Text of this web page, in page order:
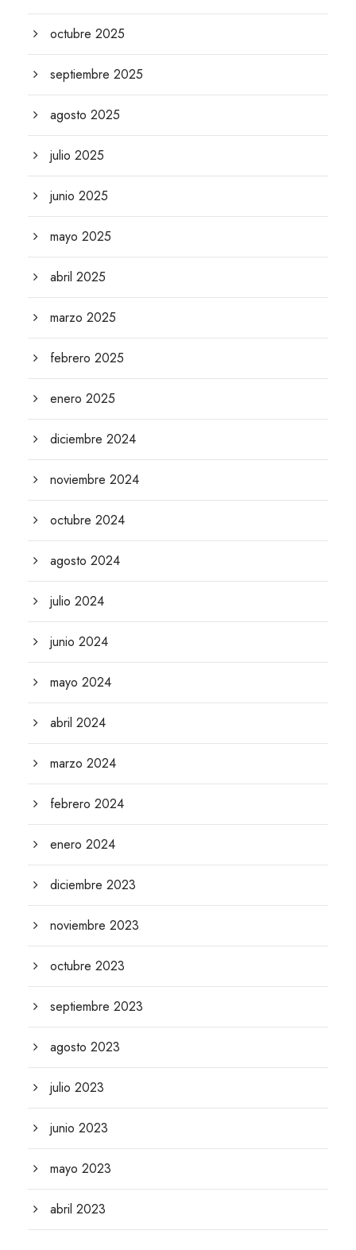
octubre 2025
septiembre 2025
agosto 2025
julio 2025
junio 2025
mayo 2025
abril 2025
marzo 2025
febrero 2025
enero 2025
diciembre 2024
noviembre 2024
octubre 2024
agosto 2024
julio 2024
junio 2024
mayo 2024
abril 2024
marzo 2024
febrero 2024
enero 2024
diciembre 2023
noviembre 2023
octubre 2023
septiembre 2023
agosto 2023
julio 2023
junio 2023
mayo 2023
abril 2023